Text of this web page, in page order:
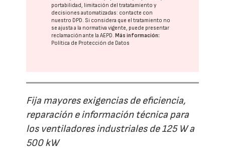
portabilidad, limitación del tratatamiento y
decisiones automatizadas: contacte con
nuestro DPD. Si considera que el tratamiento no
se ajusta a la normativa vigente, puede presentar
reclamación ante laAEPD. Más información:
Política de Protección de Datos
Fija mayores exigencias de eficiencia,
reparación e información técnica para
los ventiladores industriales de 125 W a
500 kW